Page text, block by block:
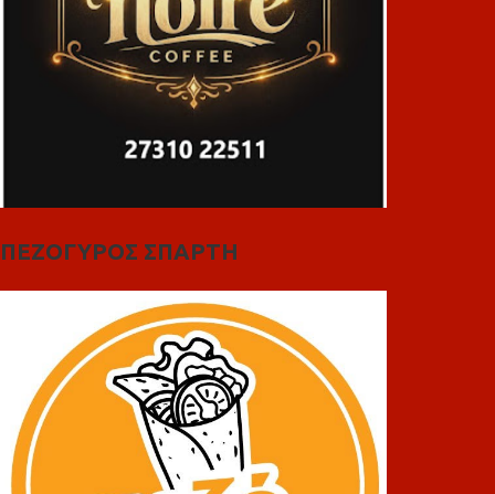
ΠΕΖΟΓΥΡΟΣ ΣΠΑΡΤΗ